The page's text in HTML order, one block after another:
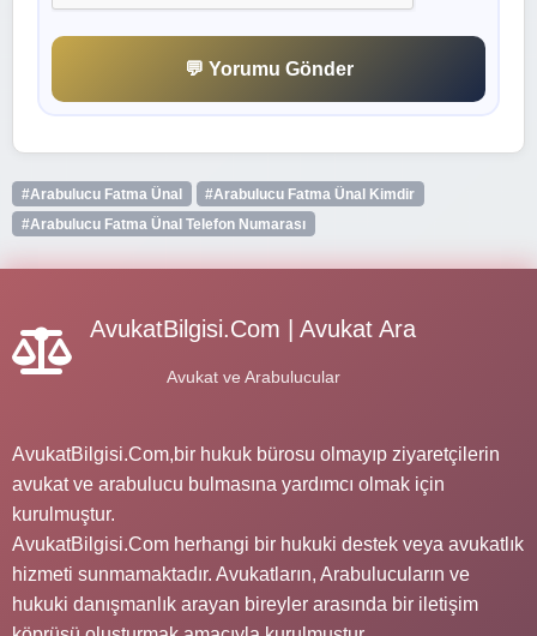
💬 Yorumu Gönder
#Arabulucu Fatma Ünal
#Arabulucu Fatma Ünal Kimdir
#Arabulucu Fatma Ünal Telefon Numarası
AvukatBilgisi.Com | Avukat Ara
Avukat ve Arabulucular
AvukatBilgisi.Com,bir hukuk bürosu olmayıp ziyaretçilerin
avukat ve arabulucu bulmasına yardımcı olmak için
kurulmuştur.
AvukatBilgisi.Com herhangi bir hukuki destek veya avukatlık
hizmeti sunmamaktadır. Avukatların, Arabulucuların ve
hukuki danışmanlık arayan bireyler arasında bir iletişim